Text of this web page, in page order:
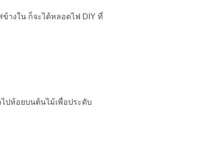
างใน ก็จะได้หลอดไฟ DIY ที่
ปห้อยบนต้นไม้เพื่อประดับ